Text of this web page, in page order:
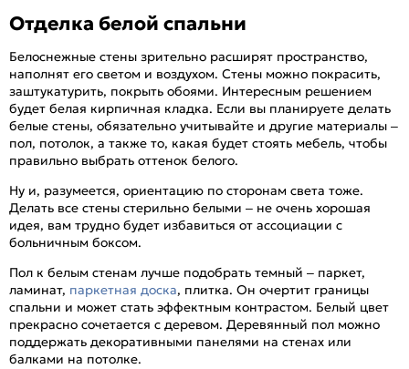
Отделка белой спальни
Белоснежные стены зрительно расширят пространство,
наполнят его светом и воздухом. Стены можно покрасить,
заштукатурить, покрыть обоями. Интересным решением
будет белая кирпичная кладка. Если вы планируете делать
белые стены, обязательно учитывайте и другие материалы –
пол, потолок, а также то, какая будет стоять мебель, чтобы
правильно выбрать оттенок белого.
Ну и, разумеется, ориентацию по сторонам света тоже.
Делать все стены стерильно белыми – не очень хорошая
идея, вам трудно будет избавиться от ассоциации с
больничным боксом.
Пол к белым стенам лучше подобрать темный – паркет,
ламинат, паркетная доска, плитка. Он очертит границы
спальни и может стать эффектным контрастом. Белый цвет
прекрасно сочетается с деревом. Деревянный пол можно
поддержать декоративными панелями на стенах или
балками на потолке.